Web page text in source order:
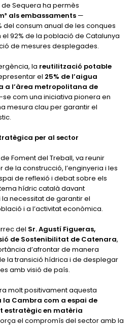
de Sequera ha permès
als embassaments —
del consum anual de les conques
92% de la població de Catalunya
de mesures desplegades.
la reutilització potable
el 25% de l’aigua
a l’àrea metropolitana de
com una iniciativa pionera en
mesura clau per garantir el
per al sector
Foment del Treball, va reunir
la construcció, l’enginyeria i les
de reflexió i debat sobre els
hídric català davant
necessitat de garantir el
i a l’activitat econòmica.
del Sr. Agustí Figueras,
de Sostenibilitat de Catenara,
d’afrontar de manera
la transició hídrica i de desplegar
amb visió de país.
molt positivament aquesta
la Cambra com a espai de
estratègic en matèria
el compromís del sector amb la